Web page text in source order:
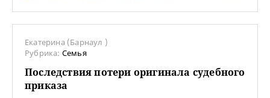
Екатерина (Барнаул )
Рубрика: Семья
Последствия потери оригинала судебного
приказа